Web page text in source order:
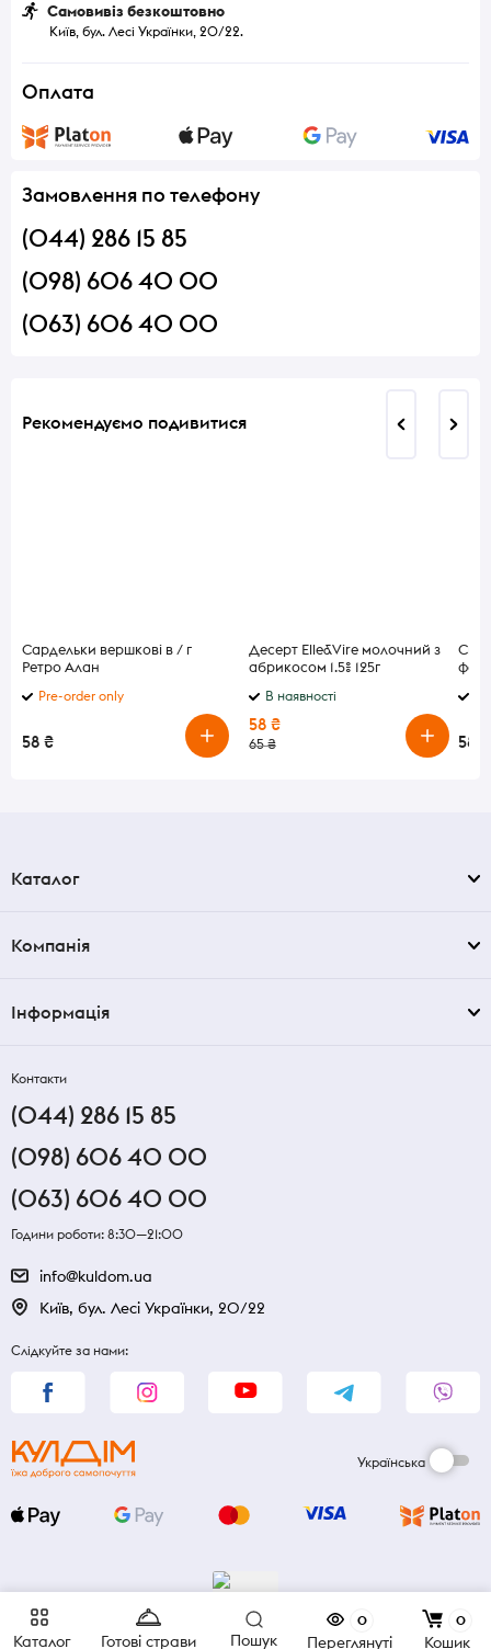
Каталог Готові страви Пошук
0
Переглянуті
0
Кошик
Самовивіз безкоштовно
Київ, бул. Лесі Українки, 20/22.
Оплата
Замовлення по телефону
(044) 286 15 85
(098) 606 40 00
(063) 606 40 00
Рекомендуємо подивитися
Сардельки вершкові в / г
Ретро Алан
Pre-order only
58 ₴
Десерт Elle&Vire молочний з
абрикосом 1.5% 125г
В наявності
58 ₴
65 ₴ 58 ₴
Каталог
Компанія
Інформація
Контакти
(044) 286 15 85
(098) 606 40 00
(063) 606 40 00
Години роботи: 8:30—21:00
info@kuldom.ua
Київ, бул. Лесі Українки, 20/22
Слідкуйте за нами:
Українська